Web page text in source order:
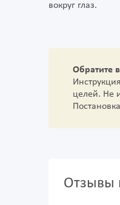
вокруг глаз.
Обратите
целей. Не
Отзывы